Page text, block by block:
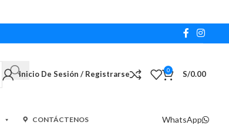
Inicio De Sesión / Registrarse 0 S/0.00
CONTÁCTENOS WhatsApp